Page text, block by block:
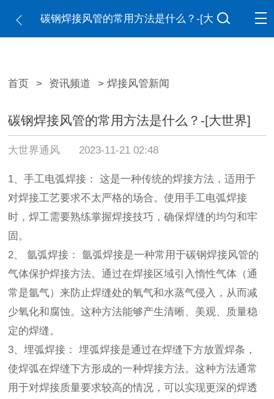
碳钢焊接风管的常用方法是什么？-[大
首页 > 资讯频道 > 焊接风管新闻
碳钢焊接风管的常用方法是什么？-[大世界]
大世界通风 2023-11-21 02:48
1、手工电弧焊接： 这是一种传统的焊接方法，适用于
对焊接工艺要求不太严格的场合。使用手工电弧焊接
时，焊工需要熟练掌握焊接技巧，确保焊缝的均匀和牢
固。
2、 氩弧焊接： 氩弧焊接是一种常用于碳钢焊接风管的
气体保护焊接方法。通过在焊接区域引入惰性气体（通
常是氩气）来防止焊缝处的氧气和水蒸气侵入，从而减
少氧化和腐蚀。这种方法能够产生清晰、美观、质量稳
定的焊缝。
3、埋弧焊接： 埋弧焊接是通过在焊缝下方放置焊条，
使焊弧在焊缝下方形成的一种焊接方法。这种方法通常
用于对焊接质量要求较高的情况，可以实现更深的焊透